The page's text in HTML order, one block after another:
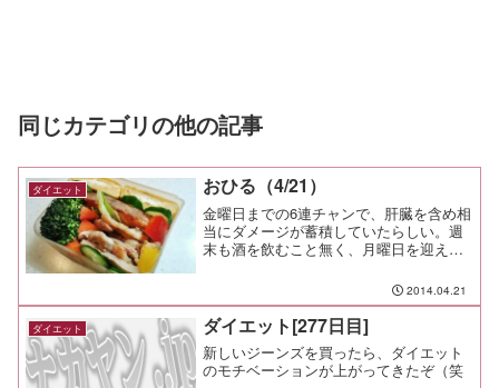
同じカテゴリの他の記事
ダイエット おひる（4/21）
金曜日までの6連チャンで、肝臓を含め相
当にダメージが蓄積していたらしい。週
末も酒を飲むこと無く、月曜日を迎え
くないって感じで（笑もう歳だからね。
今日の塾弁は残り物中心で。昨晩の残り
物の豚生姜焼き、賞味期限...
2014.04.21
ダイエット ダイエット[277日目]
新しいジーンズを買ったら、ダイエット
のモチベーションが上がってきたぞ（笑